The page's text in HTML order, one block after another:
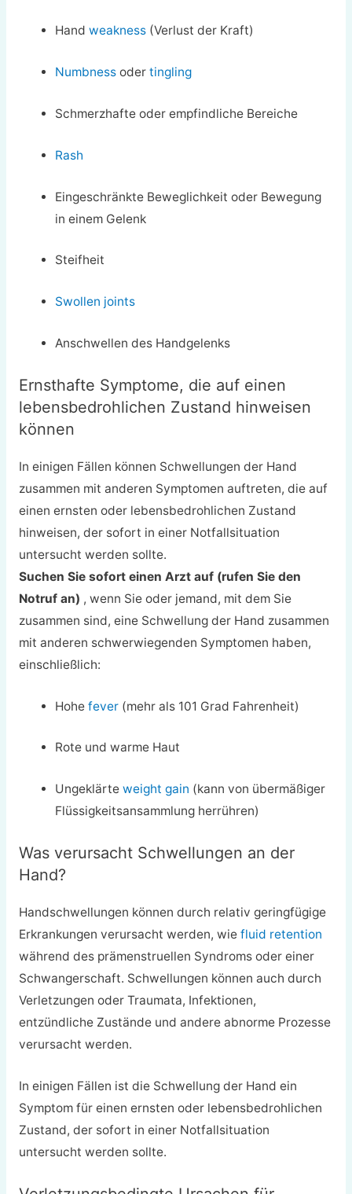
Handweakness (Verlust der Kraft)
Numbness odertingling
Schmerzhafte oder empfindliche Bereiche
Rash
Eingeschränkte Beweglichkeit oder Bewegung
in einem Gelenk
Steifheit
Swollen joints
Anschwellen des Handgelenks
Ernsthafte Symptome, die auf einen
lebensbedrohlichen Zustand hinweisen
können
In einigen Fällen können Schwellungen der Hand
zusammen mit anderen Symptomen auftreten, die auf
einen ernsten oder lebensbedrohlichen Zustand
hinweisen, der sofort in einer Notfallsituation
untersucht werden sollte.
Suchen Sie sofort einen Arzt auf (rufen Sie den
Notruf an) , wenn Sie oder jemand, mit dem Sie
zusammen sind, eine Schwellung der Hand zusammen
mit anderen schwerwiegenden Symptomen haben,
einschließlich:
Hohefever (mehr als 101 Grad Fahrenheit)
Rote und warme Haut
Ungeklärteweight gain (kann von übermäßiger
Flüssigkeitsansammlung herrühren)
Was verursacht Schwellungen an der
Hand?
Handschwellungen können durch relativ geringfügige
Erkrankungen verursacht werden, wie fluid retention
während des prämenstruellen Syndroms oder einer
Schwangerschaft. Schwellungen können auch durch
Verletzungen oder Traumata, Infektionen,
entzündliche Zustände und andere abnorme Prozesse
verursacht werden.
In einigen Fällen ist die Schwellung der Hand ein
Symptom für einen ernsten oder lebensbedrohlichen
Zustand, der sofort in einer Notfallsituation
untersucht werden sollte.